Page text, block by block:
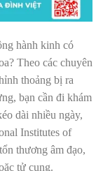
hành kinh có
Theo các chuyên
thoảng bị ra
bạn cần đi khám
dài nhiều ngày,
Institutes of
thương âm đạo,
tử cung.